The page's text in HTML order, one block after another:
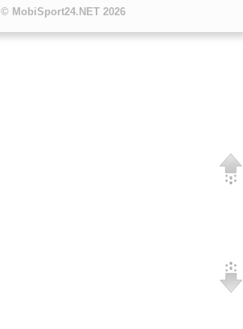
© MobiSport24.NET 2026